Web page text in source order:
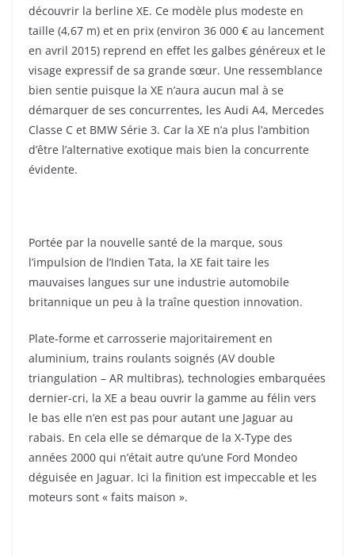
découvrir la berline XE. Ce modèle plus modeste en
taille (4,67 m) et en prix (environ 36 000 € au lancement
en avril 2015) reprend en effet les galbes généreux et le
visage expressif de sa grande sœur. Une ressemblance
bien sentie puisque la XE n’aura aucun mal à se
démarquer de ses concurrentes, les Audi A4, Mercedes
Classe C et BMW Série 3. Car la XE n’a plus l’ambition
d’être l’alternative exotique mais bien la concurrente
évidente.
Portée par la nouvelle santé de la marque, sous
l’impulsion de l’Indien Tata, la XE fait taire les
mauvaises langues sur une industrie automobile
britannique un peu à la traîne question innovation.
Plate-forme et carrosserie majoritairement en
aluminium, trains roulants soignés (AV double
triangulation – AR multibras), technologies embarquées
dernier-cri, la XE a beau ouvrir la gamme au félin vers
le bas elle n’en est pas pour autant une Jaguar au
rabais. En cela elle se démarque de la X-Type des
années 2000 qui n’était autre qu’une Ford Mondeo
déguisée en Jaguar. Ici la finition est impeccable et les
moteurs sont « faits maison ».